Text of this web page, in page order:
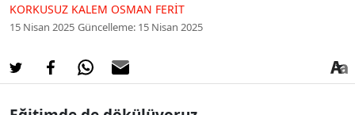
KORKUSUZ KALEM OSMAN FERIT
15 Nisan 2025 Güncelleme: 15 Nisan 2025